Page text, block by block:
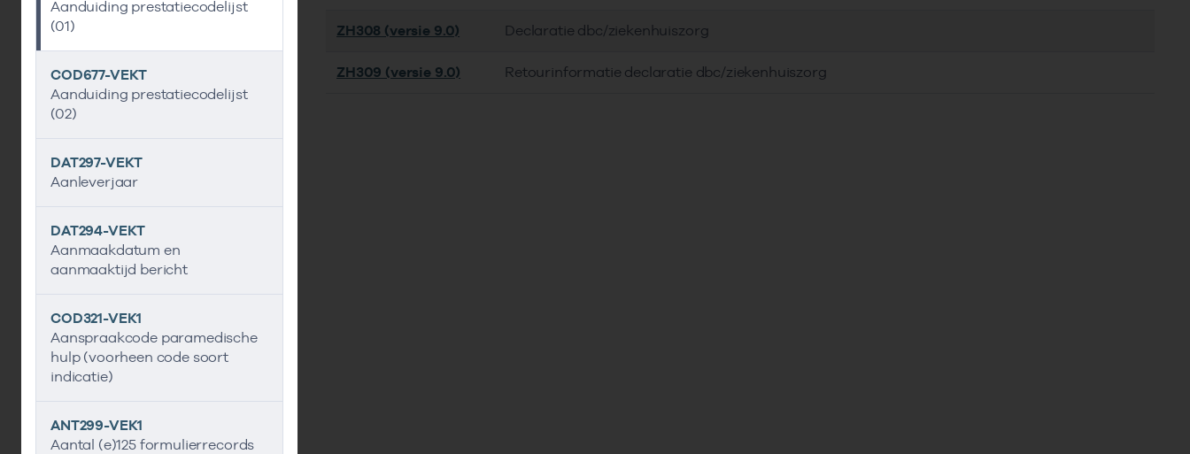
Aanduiding prestatiecodelijst
(01)
COD677-VEKT
Aanduiding prestatiecodelijst
(02)
DAT297-VEKT
Aanleverjaar
DAT294-VEKT
Aanmaakdatum en
aanmaaktijd bericht
COD321-VEK1
Aanspraakcode paramedische
hulp (voorheen code soort
indicatie)
ANT299-VEK1
Aantal (e)125 formulierrecords
ZH308 (versie 9.0) Declaratie dbc/ziekenhuiszorg
ZH309 (versie 9.0) Retourinformatie declaratie dbc/ziekenhuiszorg